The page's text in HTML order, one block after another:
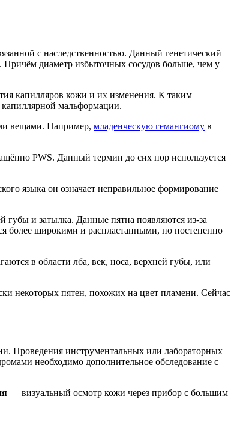
с наследственностью. Данный генетический
Причём диаметр избыточных сосудов больше, чем у
капилляров кожи и их изменения. К таким
мальформации.
вещами. Например, младенческую гемангиому в
PWS. Данный термин до сих пор используется
языка он означает неправильное формирование
и затылка. Данные пятна появляются из-за
более широкими и распластанными, но постепенно
в области лба, век, носа, верхней губы, или
некоторых пятен, похожих на цвет пламени. Сейчас
Проведения инструментальных или лабораторных
необходимо дополнительное обследование с
— визуальный осмотр кожи через прибор с большим